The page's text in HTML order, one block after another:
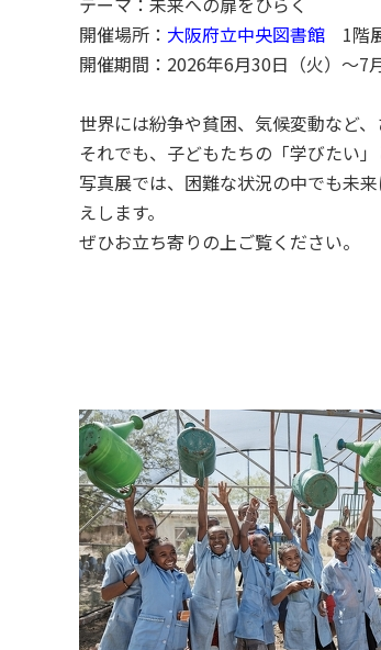
開催場所： 大阪府立中央図書館 1階
開催期間：2026年6月30日（火）～7
世界には紛争や貧困、気候変動など
それでも、子どもたちの「学びたい
写真展では、困難な状況の中でも未
えします。
ぜひお立ち寄りの上ご覧ください。